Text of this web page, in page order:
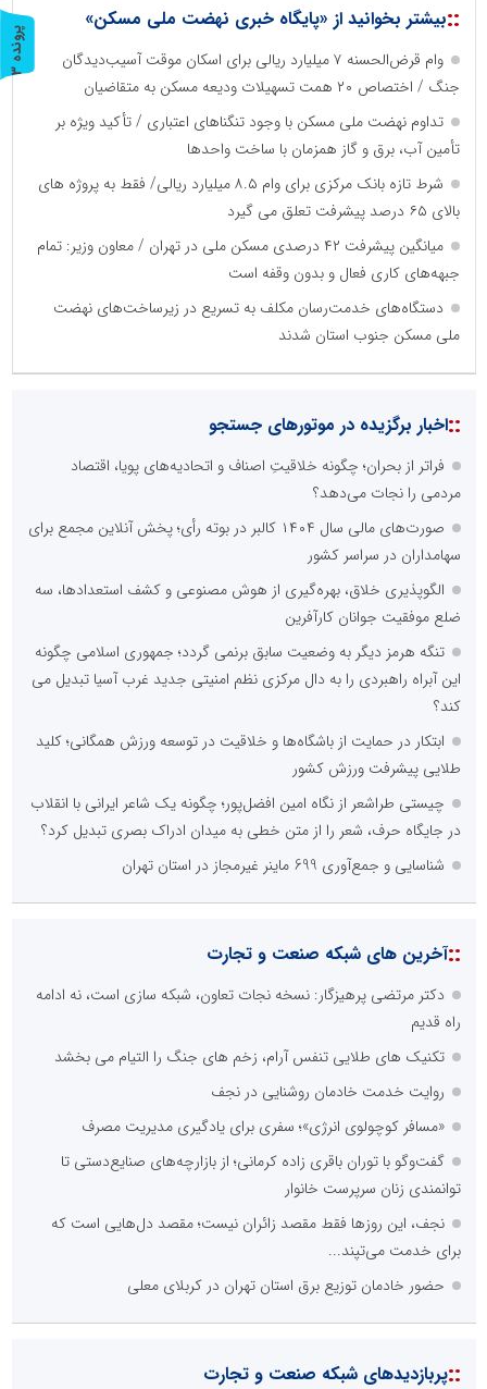
::بیشتر بخوانید از «پایگاه خبری نهضت ملی مسکن»
وام قرض‌الحسنه ۷ میلیارد ریالی برای اسکان موقت آسیب‌دیدگان
جنگ / اختصاص ۲۰ همت تسهیلات ودیعه مسکن به متقاضیان
تداوم نهضت ملی مسکن با وجود تنگناهای اعتباری / تأکید ویژه بر
تأمین آب، برق و گاز همزمان با ساخت واحدها
شرط تازه بانک مرکزی برای وام ۸.۵ میلیارد ریالی/ فقط به پروژه های
بالای ۶۵ درصد پیشرفت تعلق می گیرد
میانگین پیشرفت ۴۲ درصدی مسکن ملی در تهران / معاون وزیر: تمام
جبهه‌های کاری فعال و بدون وقفه است
دستگاه‌های خدمت‌رسان مکلف به تسریع در زیرساخت‌های نهضت
ملی مسکن جنوب استان شدند
::اخبار برگزیده در موتورهای جستجو
فراتر از بحران؛ چگونه خلاقیتِ اصناف و اتحادیه‌های پویا، اقتصاد
مردمی را نجات می‌دهد؟
صورت‌های مالی سال ۱۴۰۴ کالبر در بوته رأی؛ پخش آنلاین مجمع برای
سهامداران در سراسر کشور
الگوپذیری خلاق، بهره‌گیری از هوش مصنوعی و کشف استعدادها، سه
ضلع موفقیت جوانان کارآفرین
تنگه هرمز دیگر به وضعیت سابق برنمی گردد؛ جمهوری اسلامی چگونه
این آبراه راهبردی را به دال مرکزی نظم امنیتی جدید غرب آسیا تبدیل می
کند؟
ابتکار در حمایت از باشگاه‌ها و خلاقیت در توسعه ورزش همگانی؛ کلید
طلایی پیشرفت ورزش کشور
چیستی طراشعر از نگاه امین افضل‌پور؛ چگونه یک شاعر ایرانی با انقلاب
در جایگاه حرف، شعر را از متن خطی به میدان ادراک بصری تبدیل کرد؟
شناسایی و جمع‌آوری 699 ماینر غیرمجاز در استان تهران
::آخرین های شبکه صنعت و تجارت
دکتر مرتضی پرهیزگار: نسخه نجات تعاون، شبکه سازی است، نه ادامه
راه قدیم
تکنیک های طلایی تنفس آرام، زخم های جنگ را التیام می بخشد
روایت خدمت خادمان روشنایی در نجف
«مسافر کوچولوی انرژی»؛ سفری برای یادگیری مدیریت مصرف
گفت‌وگو با توران باقری‌ زاده کرمانی؛ از بازارچه‌های صنایع‌دستی تا
توانمندی زنان سرپرست خانوار
نجف، این روزها فقط مقصد زائران نیست؛ مقصد دل‌هایی است که
برای خدمت می‌تپند...
حضور خادمان توزیع برق استان تهران در کربلای معلی
::پربازدیدهای شبکه صنعت و تجارت
پ
ر
و
ن
د
ه
3